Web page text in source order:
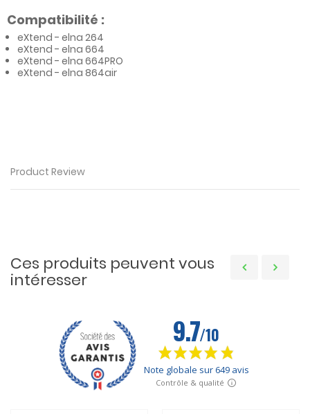
Compatibilité :
eXtend - elna 264
eXtend - elna 664
eXtend - elna 664PRO
eXtend - elna 864air
Product Review
Ces produits peuvent vous
intéresser